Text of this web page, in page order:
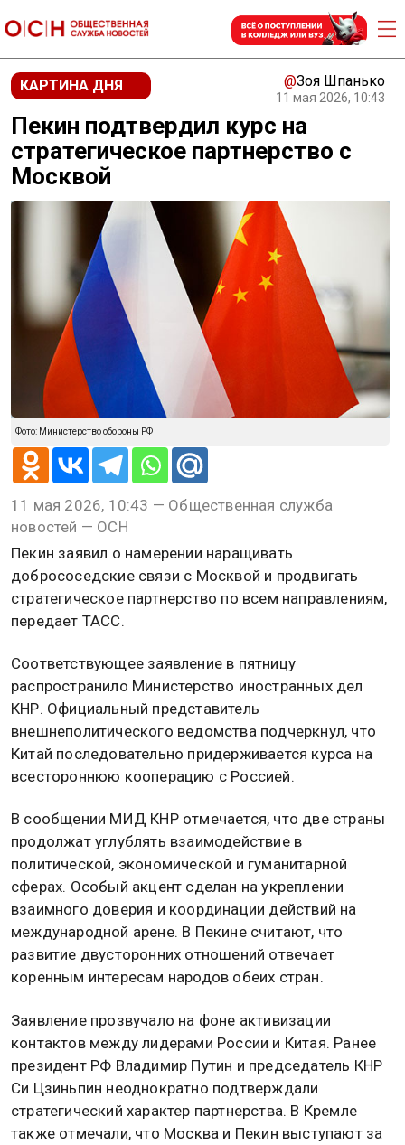
КАРТИНА ДНЯ @Зоя Шпанько
11 мая 2026, 10:43
Пекин подтвердил курс на
стратегическое партнерство с
Москвой
Фото: Министерство обороны РФ
11 мая 2026, 10:43 — Общественная служба
новостей — ОСН
Пекин заявил о намерении наращивать
добрососедские связи с Москвой и продвигать
стратегическое партнерство по всем направлениям,
передает ТАСС.
Соответствующее заявление в пятницу
распространило Министерство иностранных дел
КНР. Официальный представитель
внешнеполитического ведомства подчеркнул, что
Китай последовательно придерживается курса на
всестороннюю кооперацию с Россией.
В сообщении МИД КНР отмечается, что две страны
продолжат углублять взаимодействие в
политической, экономической и гуманитарной
сферах. Особый акцент сделан на укреплении
взаимного доверия и координации действий на
международной арене. В Пекине считают, что
развитие двусторонних отношений отвечает
коренным интересам народов обеих стран.
Заявление прозвучало на фоне активизации
контактов между лидерами России и Китая. Ранее
президент РФ Владимир Путин и председатель КНР
Си Цзиньпин неоднократно подтверждали
стратегический характер партнерства. В Кремле
также отмечали, что Москва и Пекин выступают за